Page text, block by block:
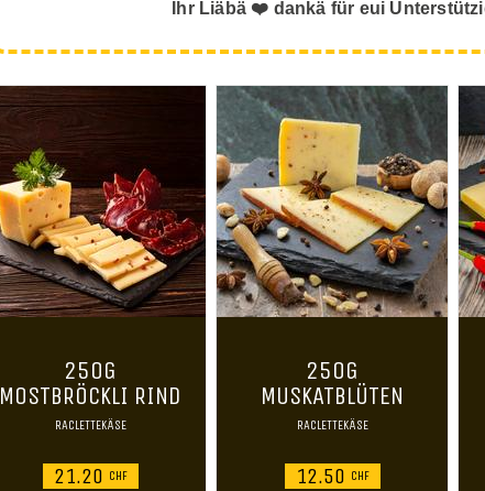
Ihr Liäbä ❤️ dankä für eui
250G
MOSTBRÖCKLI RIND
RACLETTEKÄSE
21.20 CHF
250G
MUSKATBLÜTEN
RACLETTEKÄSE
12.50 CHF